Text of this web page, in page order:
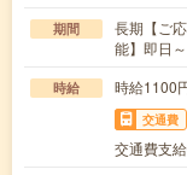
期間
長期【ご
能】即日～
時給 時給1100
交通費
交通費支